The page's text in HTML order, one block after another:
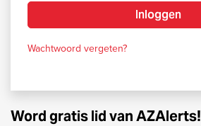
Inloggen
Wachtwoord vergeten?
Word gratis lid van AZAlerts!